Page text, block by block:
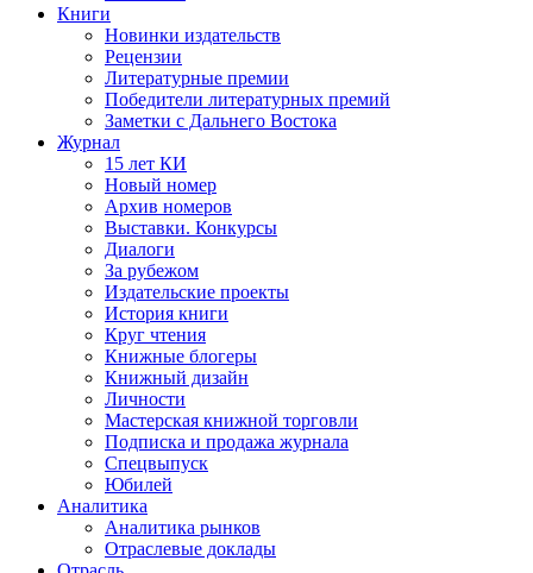
Книги
Новинки издательств
Рецензии
Литературные премии
Победители литературных премий
Заметки с Дальнего Востока
Журнал
15 лет КИ
Новый номер
Архив номеров
Выставки. Конкурсы
Диалоги
За рубежом
Издательские проекты
История книги
Круг чтения
Книжные блогеры
Книжный дизайн
Личности
Мастерская книжной торговли
Подписка и продажа журнала
Спецвыпуск
Юбилей
Аналитика
Аналитика рынков
Отраслевые доклады